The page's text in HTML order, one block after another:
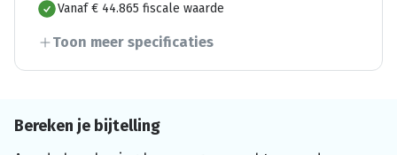
Vanaf € 44.865 fiscale waarde
Toon meer specificaties
Bereken je bijtelling